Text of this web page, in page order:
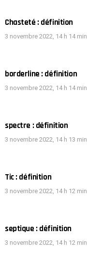
Chasteté : définition
3 novembre 2022, 14 h 14 min
borderline : définition
3 novembre 2022, 14 h 14 min
spectre : définition
3 novembre 2022, 14 h 13 min
Tic : définition
3 novembre 2022, 14 h 12 min
septique : définition
3 novembre 2022, 14 h 12 min